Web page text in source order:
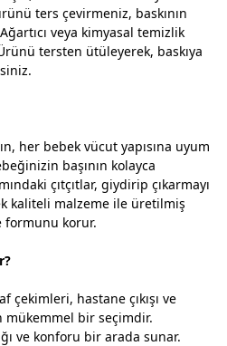
ters çevirmeniz, baskının
veya kimyasal temizlik
tersten ütüleyerek, baskıya
her bebek vücut yapısına uyum
başının kolayca
çıtçıtlar, giydirip çıkarmayı
kaliteli malzeme ile üretilmiş
formunu korur.
çekimleri, hastane çıkışı ve
bir seçimdir.
ve konforu bir arada sunar.